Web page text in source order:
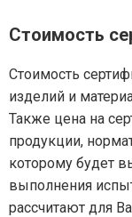
Стоимость
Стоимость
изделий и
Также цена на
продукции,
которому будет
выполнения
рассчитают для